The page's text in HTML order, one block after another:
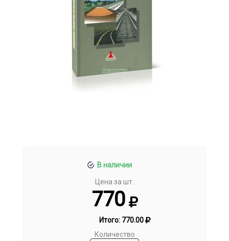
В наличии
Цена за шт.
770
Итого: 770.00
Количество